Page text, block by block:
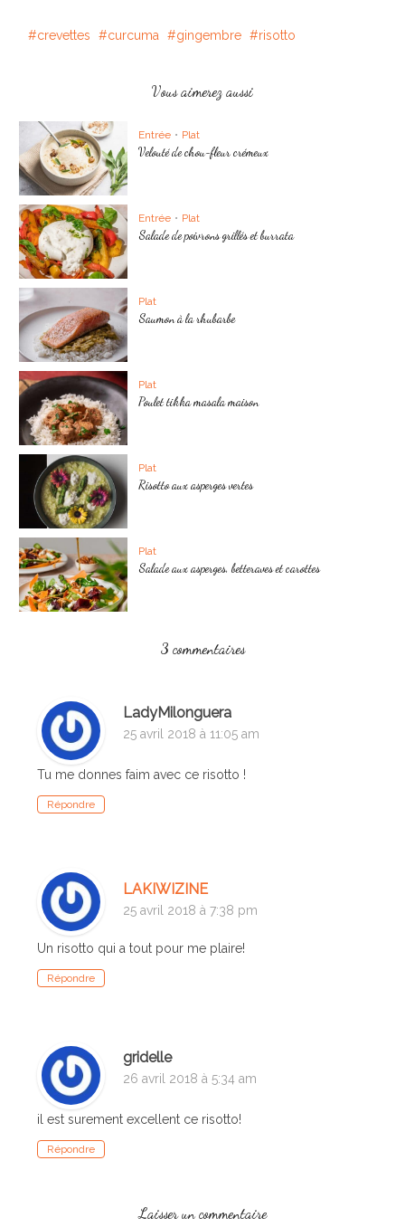
crevettes curcuma gingembre risotto
Vous aimerez aussi
Entrée • Plat
Velouté de chou-fleur crémeux
Entrée • Plat
Salade de poivrons grillés et burrata
Plat
Saumon à la rhubarbe
Plat
Poulet tikka masala maison
Plat
Risotto aux asperges vertes
Plat
Salade aux asperges, betteraves et carottes
3 commentaires
LadyMilonguera
25 avril 2018 à 11:05 am
Tu me donnes faim avec ce risotto !
Répondre
LAKIWIZINE
25 avril 2018 à 7:38 pm
Un risotto qui a tout pour me plaire!
Répondre
gridelle
26 avril 2018 à 5:34 am
il est surement excellent ce risotto!
Répondre
Laisser un commentaire